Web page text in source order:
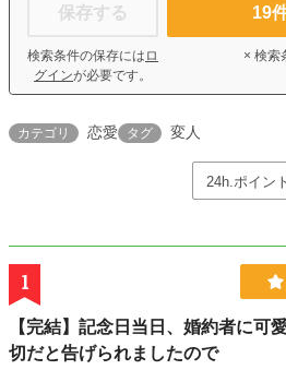
保存する
検索条件の保存には ロ
グインが必要です。
19
× 検索
カテゴリ 恋愛 タグ 変人
1
【完結】記念日当日、婚約者に可
切だと告げられましたので